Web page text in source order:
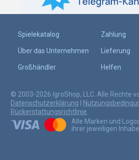
Spielekatalog
Über das Unternehmen
Großhändler
Zahlung
Lieferung
Helfen
© 2003-2026 IgroShop, LLC. Alle Rechte
Datenschutzerklärung
Rückerstattungsrichtlinie
Alle Marken und
ihrer jeweiligen